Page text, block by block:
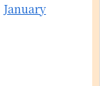
January